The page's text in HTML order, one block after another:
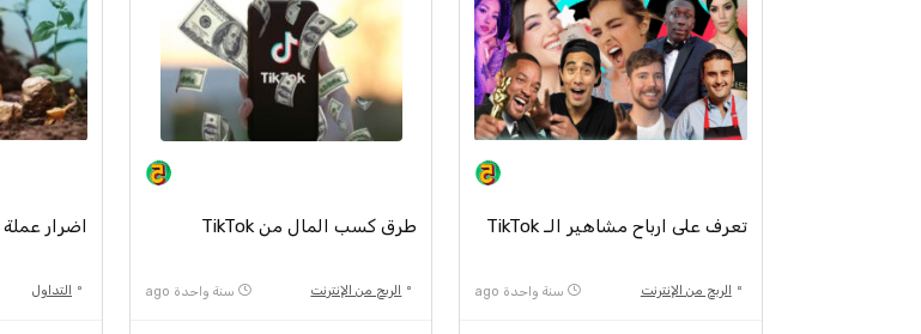
تعرف على ارباح مشاهير الـ TikTok
الربح من الإنترنت سنة واحدة ago
طرق كسب المال من TikTok
الربح من الإنترنت سنة واحدة ago
اضرار عملة
التداول